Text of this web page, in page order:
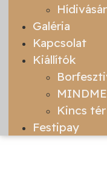
Hídivásár
Galéria
Kapcsolat
Kiállítók
Kincs
Festipay